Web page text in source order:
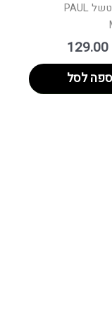
מ"ל פול מיטשל PAUL
129.00
לסל